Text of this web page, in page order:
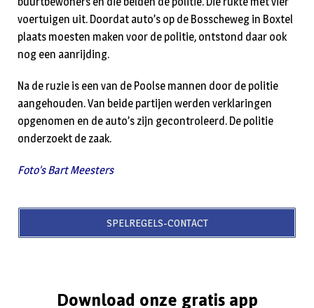
voertuigen uit. Doordat auto’s op de Bosscheweg in Boxtel
plaats moesten maken voor de politie, ontstond daar ook
nog een aanrijding.
Na de ruzie is een van de Poolse mannen door de politie
aangehouden. Van beide partijen werden verklaringen
opgenomen en de auto’s zijn gecontroleerd. De politie
onderzoekt de zaak.
Foto’s Bart Meesters
SPELREGELS-CONTACT
Download onze gratis app